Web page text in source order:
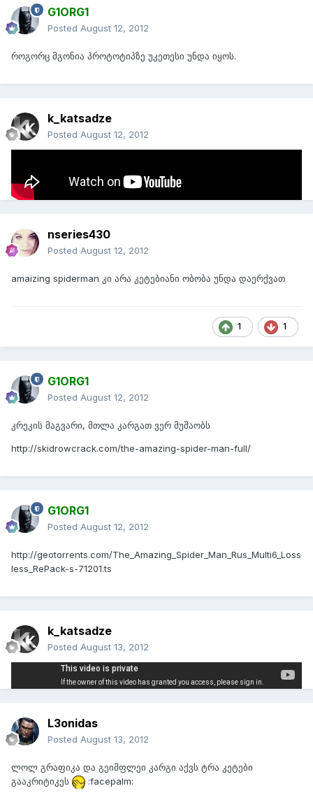
G1ORG1
Posted August 12, 2012
როგორც მგონია პროტოტიპზე უკეთესი უნდა იყოს.
k_katsadze
Posted August 12, 2012
nseries430
Posted August 12, 2012
amaizing spiderman კი არა კეტებიანი ობობა უნდა დაერქვათ
1 1
G1ORG1
Posted August 12, 2012
კრეკის მაგვარი, მთლა კარგათ ვერ მუშაობს
http://skidrowcrack.com/the-amazing-spider-man-full/
G1ORG1
Posted August 12, 2012
http://geotorrents.com/The_Amazing_Spider_Man_Rus_Multi6_Loss
less_RePack-s-71201.ts
k_katsadze
Posted August 13, 2012
L3onidas
Posted August 13, 2012
ლოლ გრაფიკა და გეიმფლეი კარგი აქვს ტრა კეტები
გააკრიტიკეს
:facepalm: